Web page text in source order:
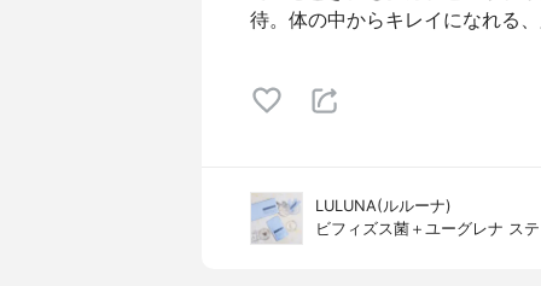
待。体の中からキレイになれる
​​LULUNA(ルルーナ)
ビフィズス菌＋ユーグレナ ス